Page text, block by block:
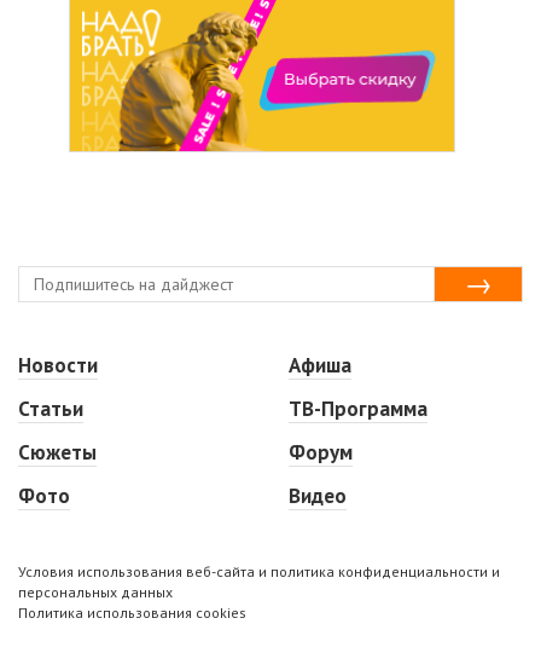
Новости
Статьи
Сюжеты
Фото
Афиша
ТВ-Программа
Форум
Видео
Условия использования веб-сайта и политика конфиденциальности и
персональных данных
Политика использования cookies